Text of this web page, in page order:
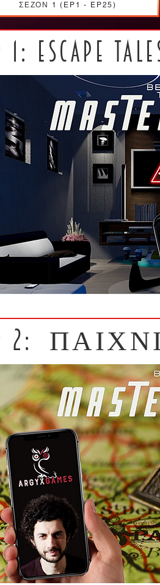
ΣΕΖΟΝ 1 (EP1 - EP25)
1: ESCAPE
2: